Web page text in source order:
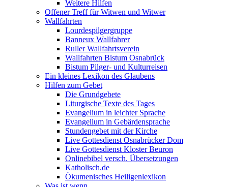
Weitere Hilfen
Offener Treff für Witwen und Witwer
Wallfahrten
Lourdespilgergruppe
Banneux Wallfahrer
Ruller Wallfahrtsverein
Wallfahrten Bistum Osnabrück
Bistum Pilger- und Kulturreisen
Ein kleines Lexikon des Glaubens
Hilfen zum Gebet
Die Grundgebete
Liturgische Texte des Tages
Evangelium in leichter Sprache
Evangelium in Gebärdensprache
Stundengebet mit der Kirche
Live Gottesdienst Osnabrücker Dom
Live Gottesdienst Kloster Beuron
Onlinebibel versch. Übersetzungen
Katholisch.de
Ökumenisches Heiligenlexikon